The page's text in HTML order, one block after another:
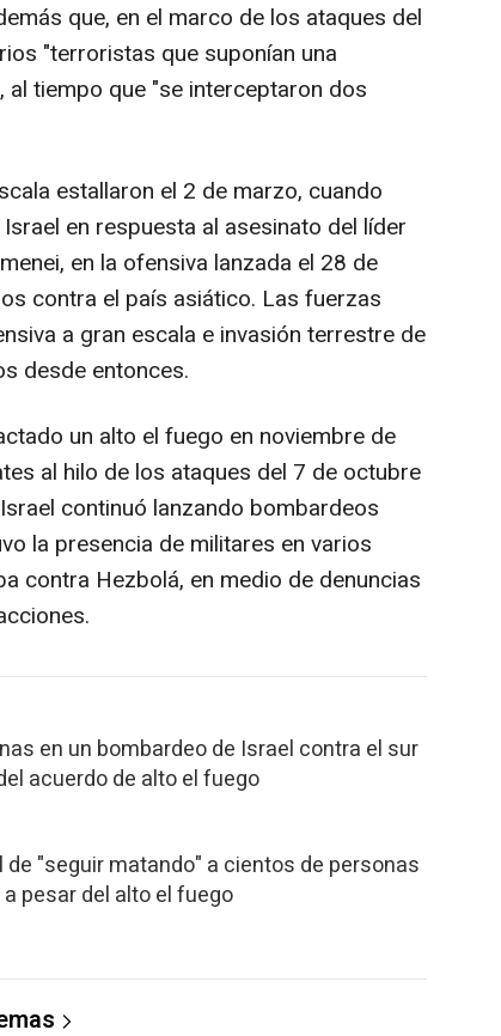
que, en el marco de los ataques del
"terroristas que suponían una
al tiempo que "se interceptaron dos
estallaron el 2 de marzo, cuando
en respuesta al asesinato del líder
en la ofensiva lanzada el 28 de
contra el país asiático. Las fuerzas
a gran escala e invasión terrestre de
desde entonces.
un alto el fuego en noviembre de
al hilo de los ataques del 7 de octubre
continuó lanzando bombardeos
la presencia de militares en varios
contra Hezbolá, en medio de denuncias
en un bombardeo de Israel contra el sur
acuerdo de alto el fuego
de "seguir matando" a cientos de personas
pesar del alto el fuego